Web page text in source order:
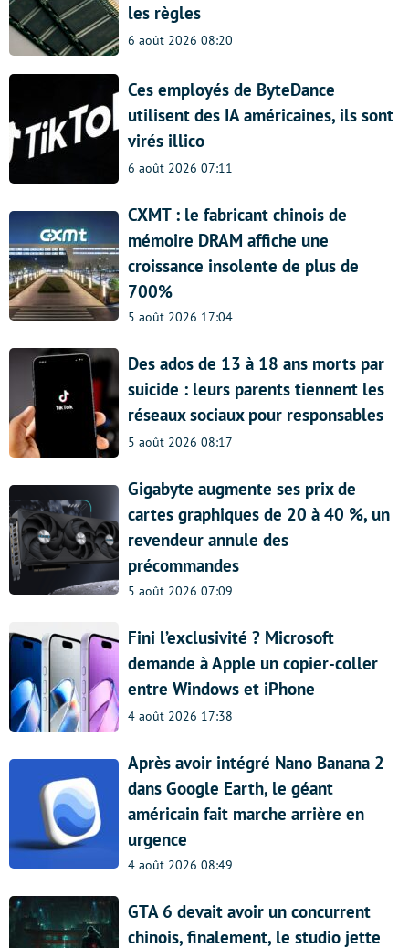
les règles
6 août 2026 08:20
Ces employés de ByteDance
utilisent des IA américaines, ils sont
virés illico
6 août 2026 07:11
CXMT : le fabricant chinois de
mémoire DRAM affiche une
croissance insolente de plus de
700%
5 août 2026 17:04
Des ados de 13 à 18 ans morts par
suicide : leurs parents tiennent les
réseaux sociaux pour responsables
5 août 2026 08:17
Gigabyte augmente ses prix de
cartes graphiques de 20 à 40 %, un
revendeur annule des
précommandes
5 août 2026 07:09
Fini l’exclusivité ? Microsoft
demande à Apple un copier-coller
entre Windows et iPhone
4 août 2026 17:38
Après avoir intégré Nano Banana 2
dans Google Earth, le géant
américain fait marche arrière en
urgence
4 août 2026 08:49
GTA 6 devait avoir un concurrent
chinois, finalement, le studio jette